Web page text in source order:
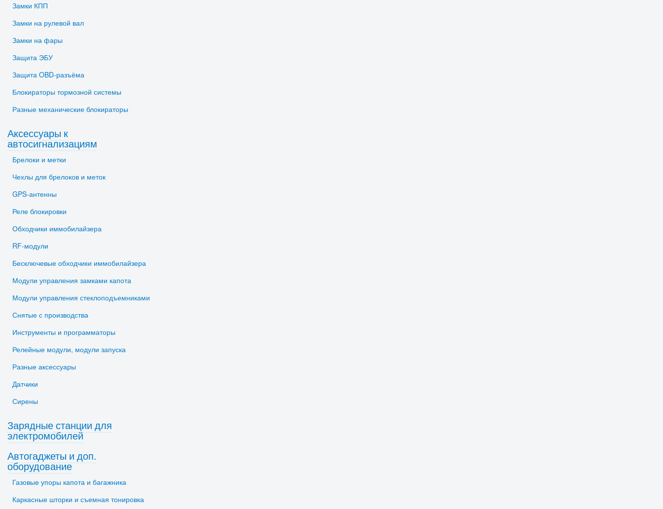
Замки КПП
Замки на рулевой вал
Замки на фары
Защита ЭБУ
Защита OBD-разъёма
Блокираторы тормозной системы
Разные механические блокираторы
Аксессуары к
автосигнализациям
Брелоки и метки
Чехлы для брелоков и меток
GPS-антенны
Реле блокировки
Обходчики иммобилайзера
RF-модули
Бесключевые обходчики иммобилайзера
Модули управления замками капота
Модули управления стеклоподъемниками
Снятые с производства
Инструменты и программаторы
Релейные модули, модули запуска
Разные аксессуары
Датчики
Сирены
Зарядные станции для
электромобилей
Автогаджеты и доп.
оборудование
Газовые упоры капота и багажника
Каркасные шторки и съемная тонировка